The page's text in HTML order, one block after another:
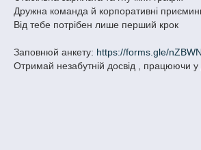
Дружна команда й корпоративні
Від тебе потрібен лише перший крок
Заповнюй анкету: https://forms.gle/
Отримай незабутній досвід , працюючи у